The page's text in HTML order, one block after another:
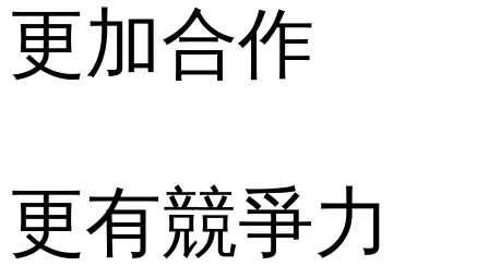
更加合作
更有競爭力